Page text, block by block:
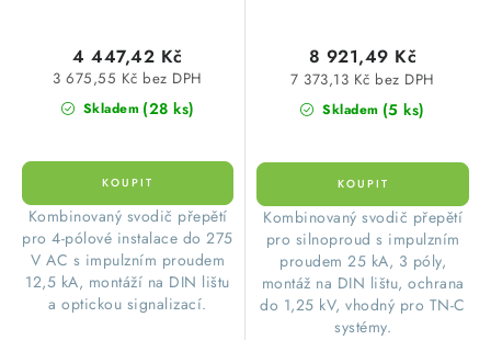
Skladem (28 ks)
3 675,55 Kč bez DPH
4 447,42 Kč
Kombinovaný svodič přepětí
pro 4-pólové instalace do 275
V AC s impulzním proudem
12,5 kA, montáží na DIN lištu
a optickou signalizací.
Skladem (5 ks)
7 373,13 Kč bez DPH
8 921,49 Kč
Kombinovaný svodič přepětí
pro silnoproud s impulzním
proudem 25 kA, 3 póly,
montáž na DIN lištu, ochrana
do 1,25 kV, vhodný pro TN-C
systémy.